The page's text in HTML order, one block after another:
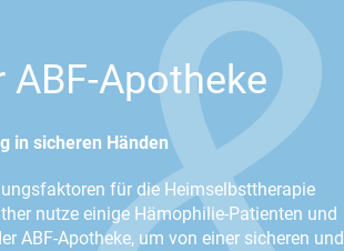
ABF-Apotheke
in sicheren Händen
für die Heimselbsttherapie
nutze einige Hämophilie-Patienten und
ABF-Apotheke, um von einer sicheren und